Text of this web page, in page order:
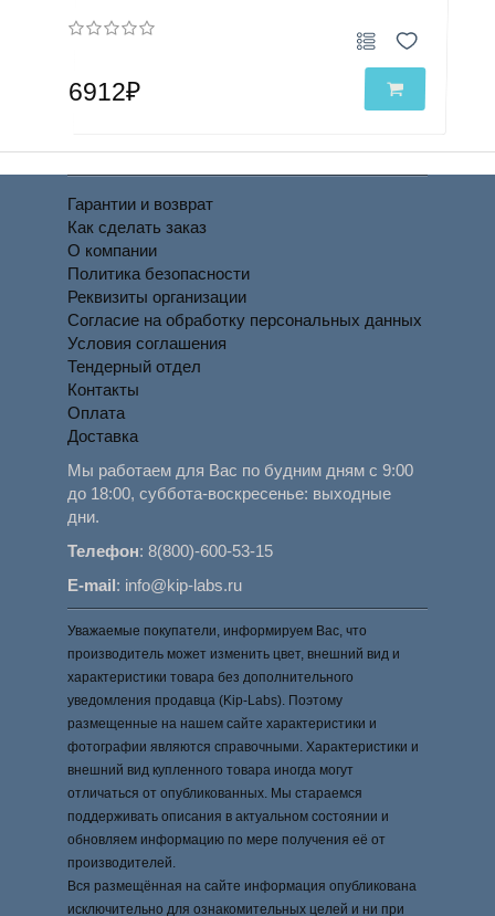
6912₽
Гарантии и возврат
Как сделать заказ
О компании
Политика безопасности
Реквизиты организации
Согласие на обработку персональных данных
Условия соглашения
Тендерный отдел
Контакты
Оплата
Доставка
Мы работаем для Вас по будним дням с 9:00
до 18:00, суббота-воскресенье: выходные
дни.
Телефон:8(800)-600-53-15
E-mail: info@kip-labs.ru
Уважаемые покупатели, информируем Вас, что
производитель может изменить цвет, внешний вид и
характеристики товара без дополнительного
уведомления продавца (Kip-Labs). Поэтому
размещенные на нашем сайте характеристики и
фотографии являются справочными. Характеристики и
внешний вид купленного товара иногда могут
отличаться от опубликованных. Мы стараемся
поддерживать описания в актуальном состоянии и
обновляем информацию по мере получения её от
производителей.
Вся размещённая на сайте информация опубликована
исключительно для ознакомительных целей и ни при